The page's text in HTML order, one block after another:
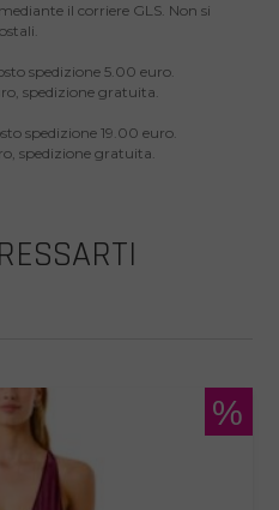
il corriere GLS. Non si
spedizione 5.00 euro.
spedizione gratuita.
spedizione 19.00 euro.
spedizione gratuita.
%